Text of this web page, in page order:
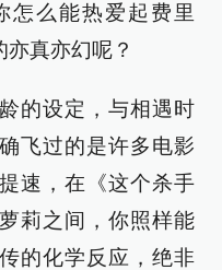
怎么能热爱起费里
真亦幻呢？
的设定，与相遇时
飞过的是许多电影
速，在《这个杀手
莉之间，你照样能
的化学反应，绝非